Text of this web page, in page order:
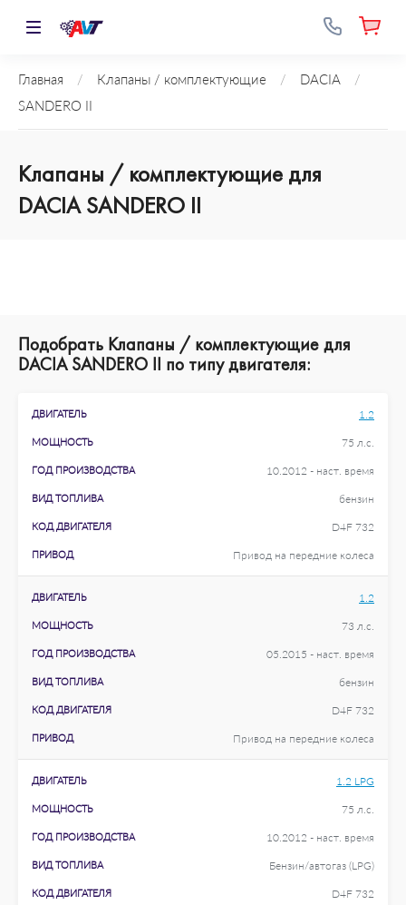
Главная / Клапаны / комплектующие / DACIA
/
SANDERO II
Клапаны / комплектующие для
DACIA SANDERO II
Подобрать Клапаны / комплектующие для
DACIA SANDERO II по типу двигателя:
ДВИГАТЕЛЬ 1.2
МОЩНОСТЬ 75 л.с.
ГОД ПРОИЗВОДСТВА 10.2012 - наст. время
ВИД ТОПЛИВА бензин
КОД ДВИГАТЕЛЯ D4F 732
ПРИВОД Привод на передние колеса
ДВИГАТЕЛЬ 1.2
МОЩНОСТЬ 73 л.с.
ГОД ПРОИЗВОДСТВА 05.2015 - наст. время
ВИД ТОПЛИВА бензин
КОД ДВИГАТЕЛЯ D4F 732
ПРИВОД Привод на передние колеса
ДВИГАТЕЛЬ 1.2 LPG
МОЩНОСТЬ 75 л.с.
ГОД ПРОИЗВОДСТВА 10.2012 - наст. время
ВИД ТОПЛИВА Бензин/автогаз (LPG)
КОД ДВИГАТЕЛЯ D4F 732